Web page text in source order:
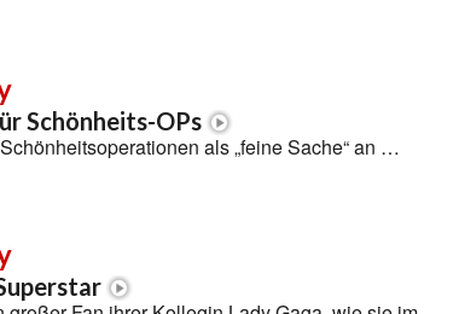
Schönheits-OPs
als „feine Sache“ an …